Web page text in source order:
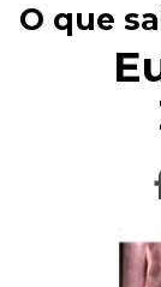
O que